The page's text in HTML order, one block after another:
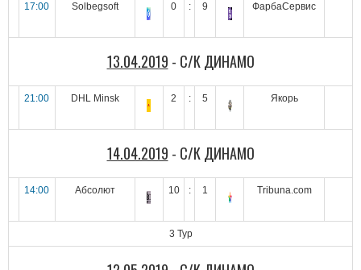
17:00 Solbegsoft 0 : 9 ФарбаСервис
13.04.2019 - С/К ДИНАМО
21:00 DHL Minsk 2 : 5 Якорь
14.04.2019 - С/К ДИНАМО
14:00 Абсолют 10 : 1 Tribuna.com
3 Тур